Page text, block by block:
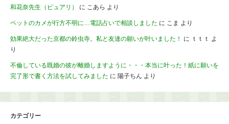
和花奈先生（ピュアリ） に こあら より
ペットのカメが行方不明に…電話占いで相談しました に こま より
効果絶大だった京都の鈴虫寺。私と友達の願いが叶いました！ に ｔｔｔ
よ
り
不倫している既婚の彼が離婚しますように・・・本当に叶った！紙に願いを
完了形で書く方法を試してみました に 陽子ちん より
カテゴリー